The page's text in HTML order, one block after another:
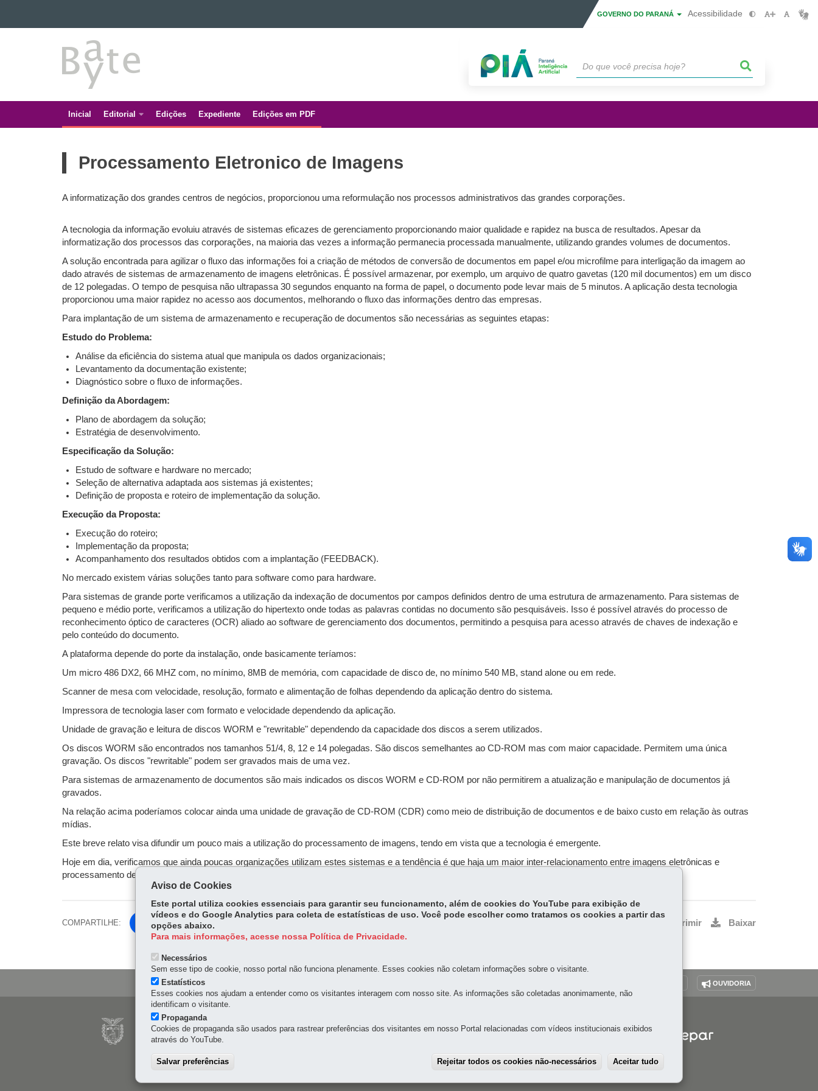
Ir para a navegação
Ir para a busca
GOVERNO DO PARANÁ Acessibilidade
BATE
BYTE
Navegação
Inicial Editorial Edições Expediente Edições em PDF
Processamento Eletronico de Imagens
A informatização dos grandes centros de negócios, proporcionou uma reformulação nos processos administrativos das grandes corporações.
A tecnologia da informação evoluiu através de sistemas eficazes de gerenciamento proporcionando maior qualidade e rapidez na busca de resultados. Apesar da
informatização dos processos das corporações, na maioria das vezes a informação permanecia processada manualmente, utilizando grandes volumes de documentos.
A solução encontrada para agilizar o fluxo das informações foi a criação de métodos de conversão de documentos em papel e/ou microfilme para interligação da imagem ao
dado através de sistemas de armazenamento de imagens eletrônicas. É possível armazenar, por exemplo, um arquivo de quatro gavetas (120 mil documentos) em um disco
de 12 polegadas. O tempo de pesquisa não ultrapassa 30 segundos enquanto na forma de papel, o documento pode levar mais de 5 minutos. A aplicação desta tecnologia
proporcionou uma maior rapidez no acesso aos documentos, melhorando o fluxo das informações dentro das empresas.
Para implantação de um sistema de armazenamento e recuperação de documentos são necessárias as seguintes etapas:
Estudo do Problema:
Análise da eficiência do sistema atual que manipula os dados organizacionais;
Levantamento da documentação existente;
Diagnóstico sobre o fluxo de informações.
Definição da Abordagem:
Plano de abordagem da solução;
Estratégia de desenvolvimento.
Especificação da Solução:
Estudo de software e hardware no mercado;
Seleção de alternativa adaptada aos sistemas já existentes;
Definição de proposta e roteiro de implementação da solução.
Execução da Proposta:
Execução do roteiro;
Implementação da proposta;
Acompanhamento dos resultados obtidos com a implantação (FEEDBACK).
No mercado existem várias soluções tanto para software como para hardware.
Para sistemas de grande porte verificamos a utilização da indexação de documentos por campos definidos dentro de uma estrutura de armazenamento. Para sistemas de
pequeno e médio porte, verificamos a utilização do hipertexto onde todas as palavras contidas no documento são pesquisáveis. Isso é possível através do processo de
reconhecimento óptico de caracteres (OCR) aliado ao software de gerenciamento dos documentos, permitindo a pesquisa para acesso através de chaves de indexação e
pelo conteúdo do documento.
A plataforma depende do porte da instalação, onde basicamente teríamos:
Um micro 486 DX2, 66 MHZ com, no mínimo, 8MB de memória, com capacidade de disco de, no mínimo 540 MB, stand alone ou em rede.
Scanner de mesa com velocidade, resolução, formato e alimentação de folhas dependendo da aplicação dentro do sistema.
Impressora de tecnologia laser com formato e velocidade dependendo da aplicação.
Unidade de gravação e leitura de discos WORM e "rewritable" dependendo da capacidade dos discos a serem utilizados.
Os discos WORM são encontrados nos tamanhos 51/4, 8, 12 e 14 polegadas. São discos semelhantes ao CD-ROM mas com maior capacidade. Permitem uma única
gravação. Os discos "rewritable" podem ser gravados mais de uma vez.
Para sistemas de armazenamento de documentos são mais indicados os discos WORM e CD-ROM por não permitirem a atualização e manipulação de documentos já
gravados.
Na relação acima poderíamos colocar ainda uma unidade de gravação de CD-ROM (CDR) como meio de distribuição de documentos e de baixo custo em relação às outras
mídias.
Este breve relato visa difundir um pouco mais a utilização do processamento de imagens, tendo em vista que a tecnologia é emergente.
Hoje em dia, verificamos que ainda poucas organizações utilizam estes sistemas e a tendência é que haja um maior inter-relacionamento entre imagens eletrônicas e
processamento de dados, proporcionando maior rapidez no fluxo de informações corporativas com a utilização desta tecnologia.
COMPARTILHE:
Fa
ce
bo
ok
itt
Imprimir Baixar
OUVIDORIA
Navegação
principal
CELEPAR
Rua Mateus Leme, 1561 - Bom Retiro
41 3200-5000
Aviso de Cookies
Este portal utiliza cookies essenciais para garantir seu funcionamento, além de cookies do YouTube para exibição de
vídeos e do Google Analytics para coleta de estatísticas de uso. Você pode escolher como tratamos os cookies a partir das
opções abaixo.
Para mais informações, acesse nossa Política de Privacidade.
Necessários
Sem esse tipo de cookie, nosso portal não funciona plenamente. Esses cookies não coletam informações sobre o visitante.
Estatísticos
Esses cookies nos ajudam a entender como os visitantes interagem com nosso site. As informações são coletadas anonimamente, não
identificam o visitante.
Propaganda
Cookies de propaganda são usados para rastrear preferências dos visitantes em nosso Portal relacionadas com vídeos institucionais exibidos
através do YouTube.
Salvar preferências Rejeitar todos os cookies não-necessários Aceitar tudo